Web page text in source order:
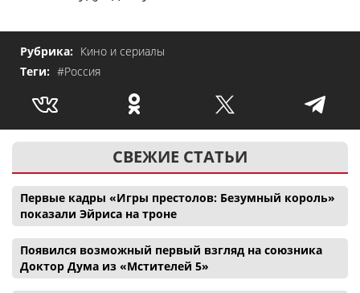
Рубрика: Кино и сериалы
Теги: #Россия
СВЕЖИЕ СТАТЬИ
Первые кадры «Игры престолов: Безумный король»
показали Эйриса на троне
Появился возможный первый взгляд на союзника
Доктор Дума из «Мстителей 5»